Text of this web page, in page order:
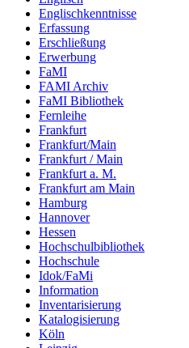
Englischkenntnisse
Erfassung
Erschließung
Erwerbung
FaMI
FAMI Archiv
FaMI Bibliothek
Fernleihe
Frankfurt
Frankfurt/Main
Frankfurt / Main
Frankfurt a. M.
Frankfurt am Main
Hamburg
Hannover
Hessen
Hochschulbibliothek
Hochschule
Idok/FaMi
Information
Inventarisierung
Katalogisierung
Köln